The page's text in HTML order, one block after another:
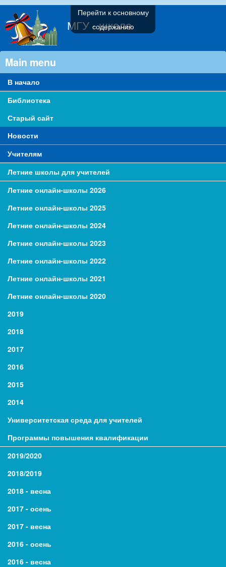
Перейти к основному
содержанию
МГУ - школе
Main menu
В начало
Библиотека
Старый сайт
Новости
Учителям
Летние школы для учителей
Летние онлайн-школы 2026
Летние онлайн-школы 2025
Летние онлайн-школы 2024
Летние онлайн-школы 2023
Летние онлайн-школы 2022
Летние онлайн-школы 2021
Летние онлайн-школы 2020
2019
2018
2017
2016
2015
2014
Университетская среда для учителей
Программы повышения квалификации
2019/2020
2018/2019
2018 - весна
2017 - осень
2017 - весна
2016 - осень
2016 - весна